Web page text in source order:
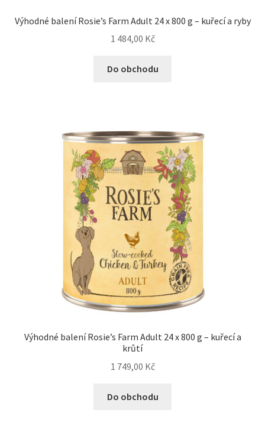
Výhodné balení Rosie’s Farm Adult 24 x 800 g – kuřecí a ryby
1 484,00 Kč
Do obchodu
Výhodné balení Rosie’s Farm Adult 24 x 800 g – kuřecí a
krůtí
1 749,00 Kč
Do obchodu